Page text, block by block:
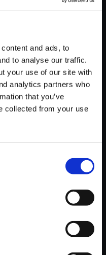
and ads, to
to analyse our traffic.
your use of our site with
analytics partners who
that you’ve
collected from your use
ロードの際には、通信環境
星のロックマン パー
レクション オリジナ